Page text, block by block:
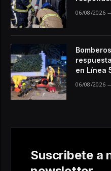
06/08/2026
en Línea
06/08/2026
Suscribete a